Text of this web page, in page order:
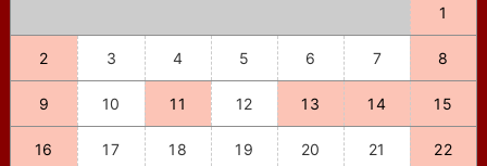
1
2 3 4 5 6 7 8
9 10 11 12 13 14 15
16 17 18 19 20 21 22